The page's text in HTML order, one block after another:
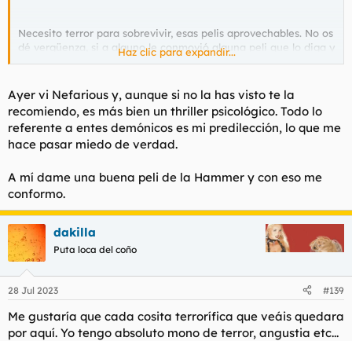
Necesito terror para sobrevivir, esas pelis aprovechables. No os
dé vergüenza, si a alguno le conmovió alguna peli que lo diga y
ya está.
Recientemente vistas y con la explicación de por qué, los
listados del agüelo... Pa la cena de Navidad.
Haz clic para expandir...
Ayer vi Nefarious y, aunque si no la has visto te la
recomiendo, es más bien un thriller psicológico. Todo lo
referente a entes demónicos es mi predilección, lo que me
hace pasar miedo de verdad.
A mí dame una buena peli de la Hammer y con eso me
conformo.
dakilla
Puta loca del coño
28 Jul 2023 #139
Me gustaría que cada cosita terrorífica que veáis quedara
por aquí. Yo tengo absoluto mono de terror, angustia etc...